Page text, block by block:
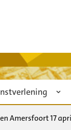
Amersfoort 17